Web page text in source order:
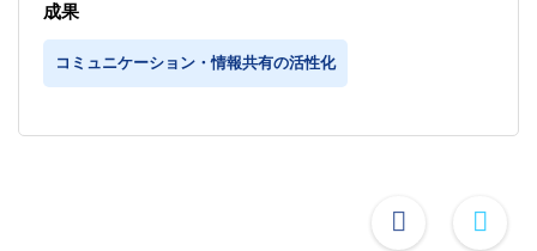
成果
コミュニケーション・情報共有の活性化